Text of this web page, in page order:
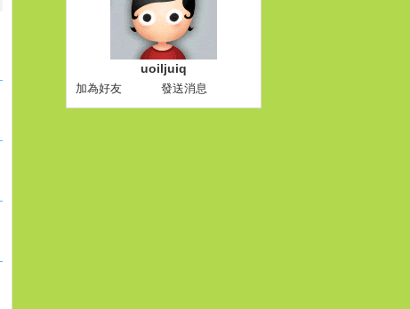
uoiljuiq
加為好友 發送消息